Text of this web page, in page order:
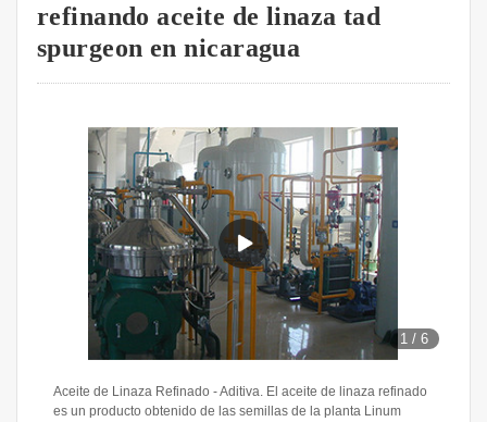
refinando aceite de linaza tad
spurgeon en nicaragua
1 /6
Aceite de Linaza Refinado - Aditiva. El aceite de linaza refinado
es un producto obtenido de las semillas de la planta Linum